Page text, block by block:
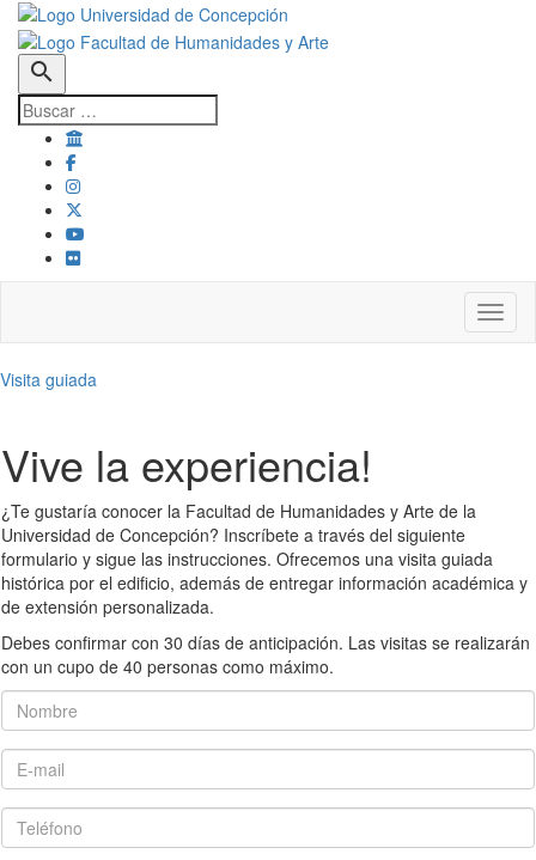
search
Visita guiada
Vive la experiencia!
¿Te gustaría conocer la Facultad de Humanidades y Arte de la
Universidad de Concepción? Inscríbete a través del siguiente
formulario y sigue las instrucciones. Ofrecemos una visita guiada
histórica por el edificio, además de entregar información académica y
de extensión personalizada.
Debes confirmar con 30 días de anticipación. Las visitas se realizarán
con un cupo de 40 personas como máximo.
Nombre
E-mail
Teléfono